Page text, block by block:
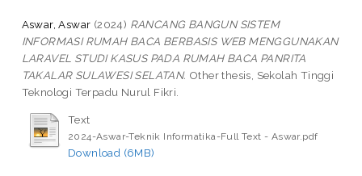
Aswar, Aswar (2024) RANCANG BANGUN SISTEM
INFORMASI RUMAH BACA BERBASIS WEB MENGGUNAKAN
LARAVEL STUDI KASUS PADA RUMAH BACA PANRITA
TAKALAR SULAWESI SELATAN. Other thesis, Sekolah Tinggi
Teknologi Terpadu Nurul Fikri.
Text
2024-Aswar-Teknik Informatika-Full Text - Aswar.pdf
Download (6MB)